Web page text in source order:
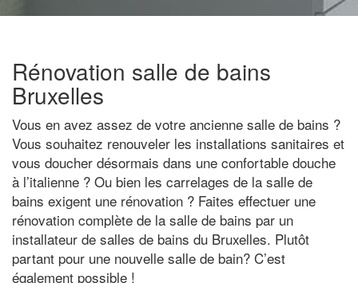
Rénovation salle de bains
Bruxelles
Vous en avez assez de votre ancienne salle de bains ?
Vous souhaitez renouveler les installations sanitaires et
vous doucher désormais dans une confortable douche
à l’italienne ? Ou bien les carrelages de la salle de
bains exigent une rénovation ? Faites effectuer une
rénovation complète de la salle de bains par un
installateur de salles de bains du Bruxelles. Plutôt
partant pour une nouvelle salle de bain? C’est
également possible !